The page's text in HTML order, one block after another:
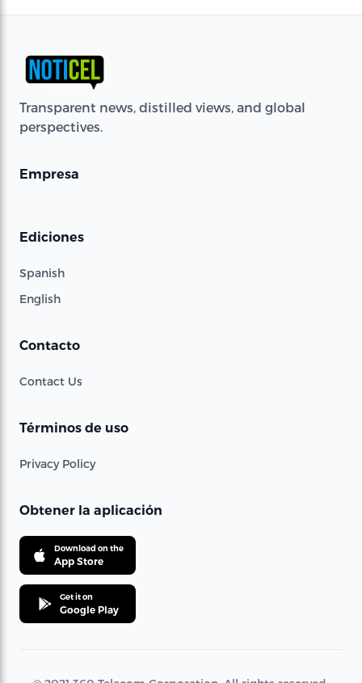
Transparent news, distilled views, and global
perspectives.
Empresa
Ediciones
Spanish
English
Contacto
Contact Us
Términos de uso
Privacy Policy
Obtener la aplicación
Download on the
App Store
Get it on
Google Play